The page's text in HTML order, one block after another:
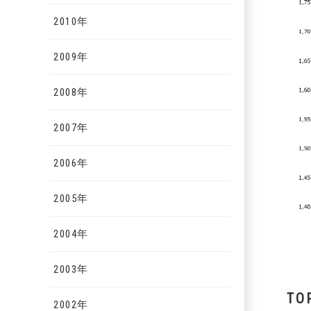
2010年
2009年
2008年
2007年
2006年
2005年
2004年
2003年
2002年